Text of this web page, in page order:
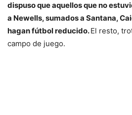
dispuso que aquellos que no
a Newells, sumados a Santana,
hagan fútbol reducido.El resto,
campo de juego.